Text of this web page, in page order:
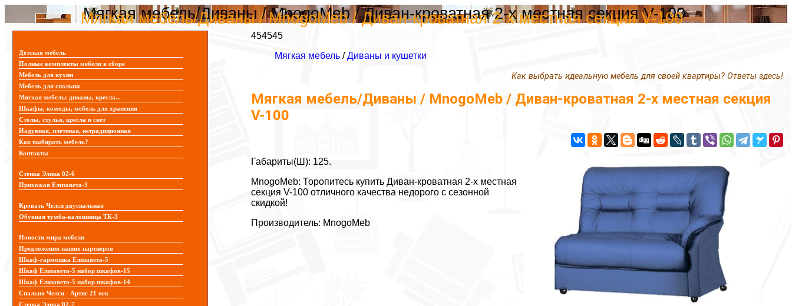
Мягкая мебель/Диваны / MnogoMeb / Диван-кроватная 2-х местная секция V-100
Мягкая мебель/Диваны / MnogoMeb / Диван-кроватная 2-х местная секция V-100
454545
Мягкая мебель /Диваны и кушетки
Как выбрать идеальную мебель для своей квартиры? Ответы здесь!
Мягкая мебель/Диваны / MnogoMeb / Диван-кроватная 2-х местная секция
V-100
Габариты(Ш): 125.
MnogoMeb: Торопитесь купить Диван-кроватная 2-х местная
секция V-100 отличного качества недорого с сезонной
скидкой!
Производитель: MnogoMeb
Детская мебель
Полные комплекты мебели в сборе
Мебель для кухни
Мебель для спальни
Мягкая мебель: диваны, кресла...
Шкафы, комоды, мебель для хранения
Столы, стулья, кресла и свет
Надувная, плетеная, нетрадиционная
Как выбирать мебель?
Контакты
Стенка Элика 02-6
Прихожая Елизавета-3
Кровать Челси двуспальная
Обувная тумба-калошница ТК-3
Новости мира мебели
Предложения наших партнеров
Шкаф-гармошка Елизавета-5
Шкаф Елизавета-5 набор шкафов-15
Шкаф Елизавета-5 набор шкафов-14
Спальня Челси - Артис 21 век
Стенка Элика 02-7